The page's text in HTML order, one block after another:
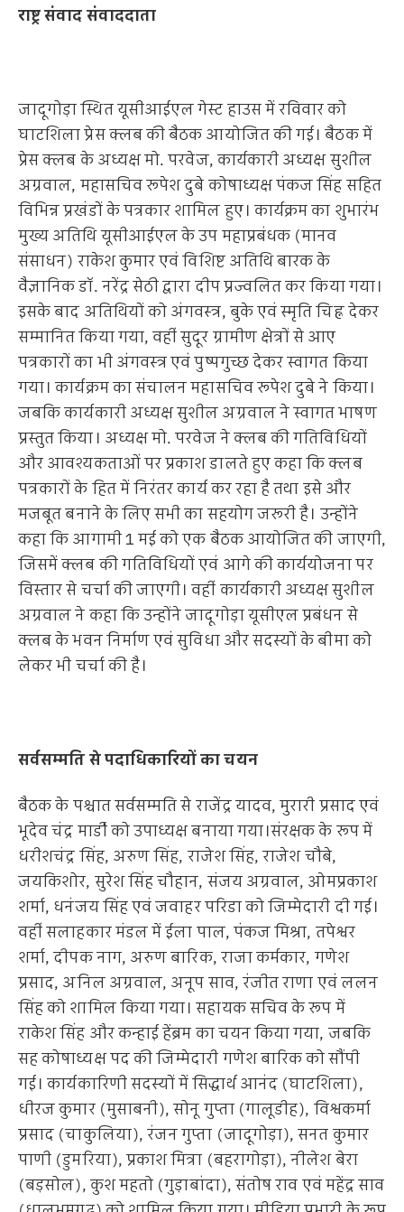
राष्ट्र संवाद संवाददाता
जादूगोड़ा स्थित यूसीआईएल गेस्ट हाउस में रविवार को
घाटशिला प्रेस क्लब की बैठक आयोजित की गई। बैठक में
प्रेस क्लब के अध्यक्ष मो. परवेज, कार्यकारी अध्यक्ष सुशील
अग्रवाल, महासचिव रूपेश दुबे कोषाध्यक्ष पंकज सिंह सहित
विभिन्न प्रखंडों के पत्रकार शामिल हुए। कार्यक्रम का शुभारंभ
मुख्य अतिथि यूसीआईएल के उप महाप्रबंधक (मानव
संसाधन) राकेश कुमार एवं विशिष्ट अतिथि बारक के
वैज्ञानिक डॉ. नरेंद्र सेठी द्वारा दीप प्रज्वलित कर किया गया।
इसके बाद अतिथियों को अंगवस्त्र, बुके एवं स्मृति चिह्न देकर
सम्मानित किया गया, वहीं सुदूर ग्रामीण क्षेत्रों से आए
पत्रकारों का भी अंगवस्त्र एवं पुष्पगुच्छ देकर स्वागत किया
गया। कार्यक्रम का संचालन महासचिव रूपेश दुबे ने किया।
जबकि कार्यकारी अध्यक्ष सुशील अग्रवाल ने स्वागत भाषण
प्रस्तुत किया। अध्यक्ष मो. परवेज ने क्लब की गतिविधियों
और आवश्यकताओं पर प्रकाश डालते हुए कहा कि क्लब
पत्रकारों के हित में निरंतर कार्य कर रहा है तथा इसे और
मजबूत बनाने के लिए सभी का सहयोग जरूरी है। उन्होंने
कहा कि आगामी 1 मई को एक बैठक आयोजित की जाएगी,
जिसमें क्लब की गतिविधियों एवं आगे की कार्ययोजना पर
विस्तार से चर्चा की जाएगी। वहीं कार्यकारी अध्यक्ष सुशील
अग्रवाल ने कहा कि उन्होंने जादूगोड़ा यूसीएल प्रबंधन से
क्लब के भवन निर्माण एवं सुविधा और सदस्यों के बीमा को
लेकर भी चर्चा की है।
सर्वसम्मति से पदाधिकारियों का चयन
बैठक के पश्चात सर्वसम्मति से राजेंद्र यादव, मुरारी प्रसाद एवं
भूदेव चंद्र मार्डी को उपाध्यक्ष बनाया गया।संरक्षक के रूप में
धरीशचंद्र सिंह, अरुण सिंह, राजेश सिंह, राजेश चौबे,
जयकिशोर, सुरेश सिंह चौहान, संजय अग्रवाल, ओमप्रकाश
शर्मा, धनंजय सिंह एवं जवाहर परिडा को जिम्मेदारी दी गई।
वहीं सलाहकार मंडल में ईला पाल, पंकज मिश्रा, तपेश्वर
शर्मा, दीपक नाग, अरुण बारिक, राजा कर्मकार, गणेश
प्रसाद, अनिल अग्रवाल, अनूप साव, रंजीत राणा एवं ललन
सिंह को शामिल किया गया। सहायक सचिव के रूप में
राकेश सिंह और कन्हाई हेंब्रम का चयन किया गया, जबकि
सह कोषाध्यक्ष पद की जिम्मेदारी गणेश बारिक को सौंपी
गई। कार्यकारिणी सदस्यों में सिद्धार्थ आनंद (घाटशिला),
धीरज कुमार (मुसाबनी), सोनू गुप्ता (गालूडीह), विश्वकर्मा
प्रसाद (चाकुलिया), रंजन गुप्ता (जादूगोड़ा), सनत कुमार
पाणी (डुमरिया), प्रकाश मित्रा (बहरागोड़ा), नीलेश बेरा
(बड़सोल), कुश महतो (गुड़ाबांदा), संतोष राव एवं महेंद्र साव